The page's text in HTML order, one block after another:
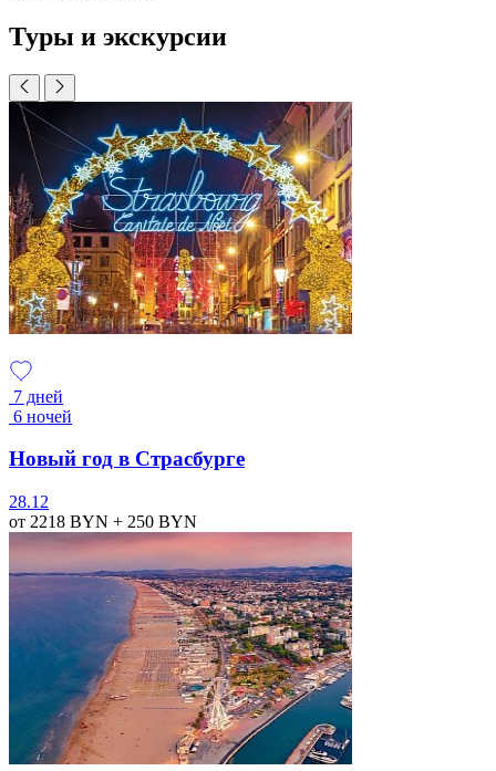
Туры и экскурсии
7 дней
6 ночей
Новый год в Страсбурге
28.12
от 2218 BYN + 250 BYN